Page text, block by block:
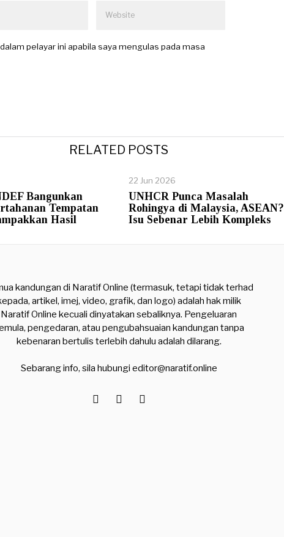
pelayar ini apabila saya mengulas pada masa
RELATED POSTS
Bangunkan
Tempatan
Hasil
22 Jun 2026
UNHCR Punca Masalah
Rohingya di Malaysia, ASEAN?
Isu Sebenar Lebih Kompleks
kandungan di Naratif Online (termasuk, tetapi tidak terhad
artikel, imej, video, grafik, dan logo) adalah hak milik
Naratif Online kecuali dinyatakan sebaliknya. Pengeluaran
pengedaran, atau pengubahsuaian kandungan tanpa
kebenaran bertulis terlebih dahulu adalah dilarang.
Sebarang info, sila hubungi editor@naratif.online